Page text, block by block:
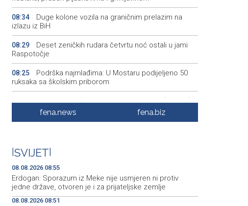
08:34
Duge kolone vozila na graničnim prelazim na
izlazu iz BiH
08:29
Deset zeničkih rudara četvrtu noć ostali u jami
Raspotočje
08:25
Podrška najmlađima: U Mostaru podijeljeno 50
ruksaka sa školskim priborom
Najave događaja za 8. 8. 2026. godine (subota)
Etnofest Didak čuva hercegovačku tradiciju kroz
08:09
Civilna zaštita Posušje upozorava na opasnost
od požara na Blidinju
fena.news fena.biz
SVIJET
08.08.2026 08:55
Erdogan: Sporazum iz Meke nije usmjeren ni protiv
jedne države, otvoren je i za prijateljske zemlje
08.08.2026 08:51